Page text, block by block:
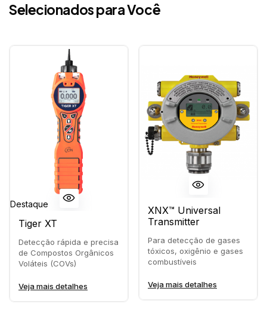
Selecionados para Você
Destaque
Tiger XT
Detecção rápida e precisa
de Compostos Orgânicos
Voláteis (COVs)
Veja mais detalhes
XNX™ Universal
Transmitter
Para detecção de gases
tóxicos, oxigênio e gases
combustíveis
Veja mais detalhes